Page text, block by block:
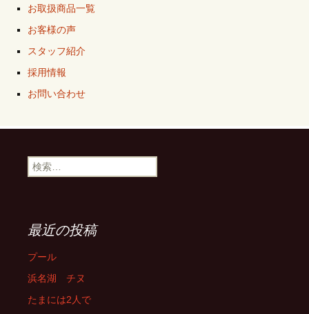
お取扱商品一覧
お客様の声
スタッフ紹介
採用情報
お問い合わせ
検
索:
最近の投稿
プール
浜名湖 チヌ
たまには2人で